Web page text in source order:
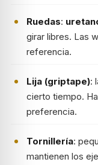
Ruedas:
girar libres. Las
referencia.
Lija (griptape):
cierto tiempo.
preferencia.
Tornillería:
mantienen los